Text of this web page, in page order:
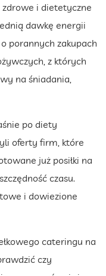
i dietetyczne
dawkę energii
porannych zakupach
z których
na śniadania,
po diety
oferty firm, które
już posiłki na
czasu.
i dowiezione
cateringu na
czy